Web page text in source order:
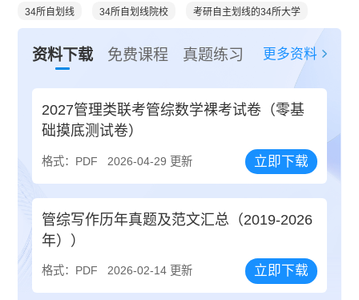
34所自划线 34所自划线院校 考研自主划线的34所大学
资料下载 免费课程 真题练习 更多资料
2027管理类联考管综数学裸考试卷（零基
础摸底测试卷）
格式：PDF 2026-04-29 更新 立即下载
管综写作历年真题及范文汇总（2019-2026
年））
格式：PDF 2026-02-14 更新 立即下载